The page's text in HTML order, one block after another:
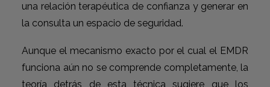
una relación terapéutica de confianza y generar en
la consulta un espacio de seguridad.
Aunque el mecanismo exacto por el cual el EMDR
funciona aún no se comprende completamente, la
teoría detrás de esta técnica sugiere que los